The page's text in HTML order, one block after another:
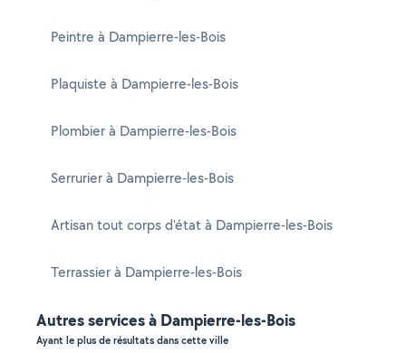
Peintre à Dampierre-les-Bois
Plaquiste à Dampierre-les-Bois
Plombier à Dampierre-les-Bois
Serrurier à Dampierre-les-Bois
Artisan tout corps d'état à Dampierre-les-Bois
Terrassier à Dampierre-les-Bois
Autres services à Dampierre-les-Bois
Ayant le plus de résultats dans cette ville